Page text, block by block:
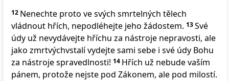
12 Nenechte proto ve svých smrtelných tělech
vládnout hřích, nepodléhejte jeho žádostem. 13Své
údy už nevydávejte hříchu za nástroje nepravosti, ale
jako zmrtvýchvstalí vydejte sami sebe i své údy Bohu
za nástroje spravedlnosti! 14 Hřích už nebude vaším
pánem, protože nejste pod Zákonem, ale pod milostí.